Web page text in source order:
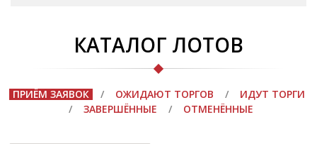
КАТАЛОГ ЛОТОВ
ПРИЁМ ЗАЯВОК / ОЖИДАЮТ ТОРГОВ /
ИДУТ ТОРГИ
/
ЗАВЕРШЁННЫЕ / ОТМЕНЁННЫЕ